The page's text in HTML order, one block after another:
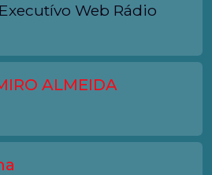
Web Rádio
ALMEIDA